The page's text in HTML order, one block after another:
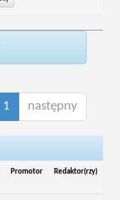
1 następny
Promotor Redaktor(rzy)